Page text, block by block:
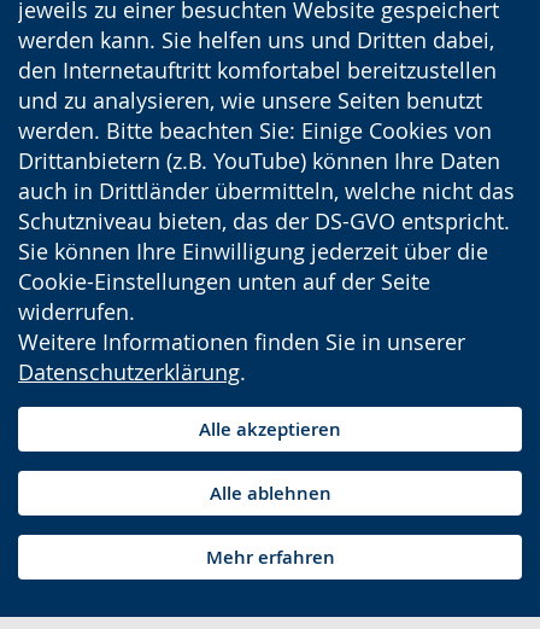
jeweils zu einer besuchten Website gespeichert
werden kann. Sie helfen uns und Dritten dabei,
den Internetauftritt komfortabel bereitzustellen
und zu analysieren, wie unsere Seiten benutzt
werden. Bitte beachten Sie: Einige Cookies von
Drittanbietern (z.B. YouTube) können Ihre Daten
auch in Drittländer übermitteln, welche nicht das
Schutzniveau bieten, das der DS-GVO entspricht.
Sie können Ihre Einwilligung jederzeit über die
Cookie-Einstellungen unten auf der Seite
widerrufen.
Weitere Informationen finden Sie in unserer
Datenschutzerklärung.
Alle akzeptieren
Alle ablehnen
Mehr erfahren